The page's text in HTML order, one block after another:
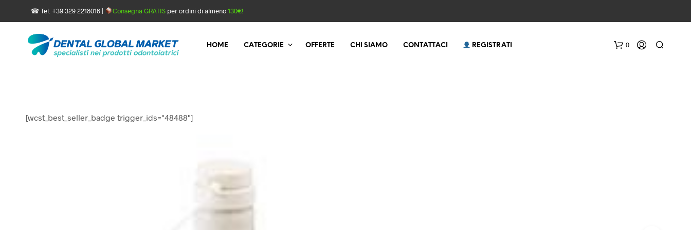
☎ Tel. +39 329 2218016 | Consegna GRATISper ordini di almeno130€!
HOME CATEGORIE OFFERTE CHI SIAMO CONTATTACI REGISTRATI 0
[wcst_best_seller_badge trigger_ids="48488"]